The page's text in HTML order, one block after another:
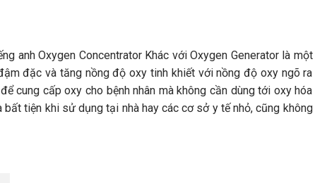
anh Oxygen Concentrator Khác với Oxygen Generator là một
đặc và tăng nồng độ oxy tinh khiết với nồng độ oxy ngõ ra
cung cấp oxy cho bệnh nhân mà không cần dùng tới oxy hóa
tiện khi sử dụng tại nhà hay các cơ sở y tế nhỏ, cũng không